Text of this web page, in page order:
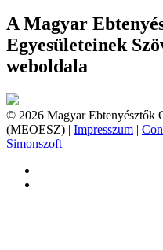
A Magyar
Egyesületeinek
weboldala
© 2026 Magyar Ebtenyésztők
(MEOESZ) | Impresszum |
Simonszoft